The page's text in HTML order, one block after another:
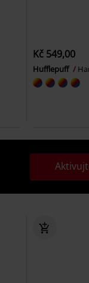
Kč 549,00
Hufflepuff